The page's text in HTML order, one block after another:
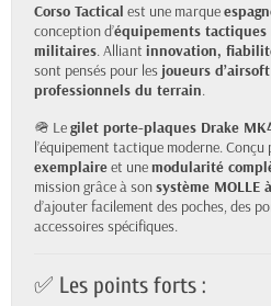
Corso Tactical est une marque
conception d’équipements
militaires. Alliant innovation,
sont pensés pour les joueurs d’airsoft
professionnels du terrain.
🪖 Legilet porte-plaques Drake
l’équipement tactique moderne.
exemplaireet unemodularité
mission grâce à sonsystème MOLLE
d’ajouter facilement des poches, des
accessoires spécifiques.
✅ Les points forts :